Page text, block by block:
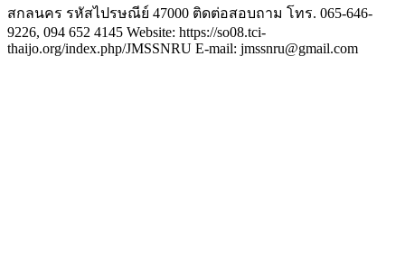
สกลนคร รหัสไปรษณีย์ 47000 ติดต่อสอบถาม โทร. 065-646-
9226, 094 652 4145 Website: https://so08.tci-
thaijo.org/index.php/JMSSNRU E-mail: jmssnru@gmail.com